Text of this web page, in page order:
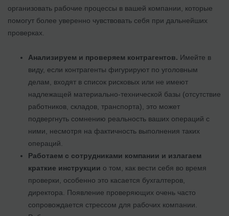
организовать рабочие процессы в вашей компании, которые
помогут более уверенно чувствовать себя при дальнейших
проверках.
Анализируем и проверяем контрагентов. Имейте в
виду, если контрагенты фигурируют по уголовным
делам, входят в список рисковых или не имеют
надлежащей материально-технической базы (отсутствие
работников, складов, транспорта), это может
подвергнуть сомнению реальность ваших операций с
ними, несмотря на фактичность выполнения таких
операций.
Работаем с сотрудниками компании и излагаем
краткие инструкции о том, как вести себя во время
проверки, особенно это касается бухгалтеров,
директора. Появление проверяющих очень часто
сопровождается стрессом для рабочих компании.